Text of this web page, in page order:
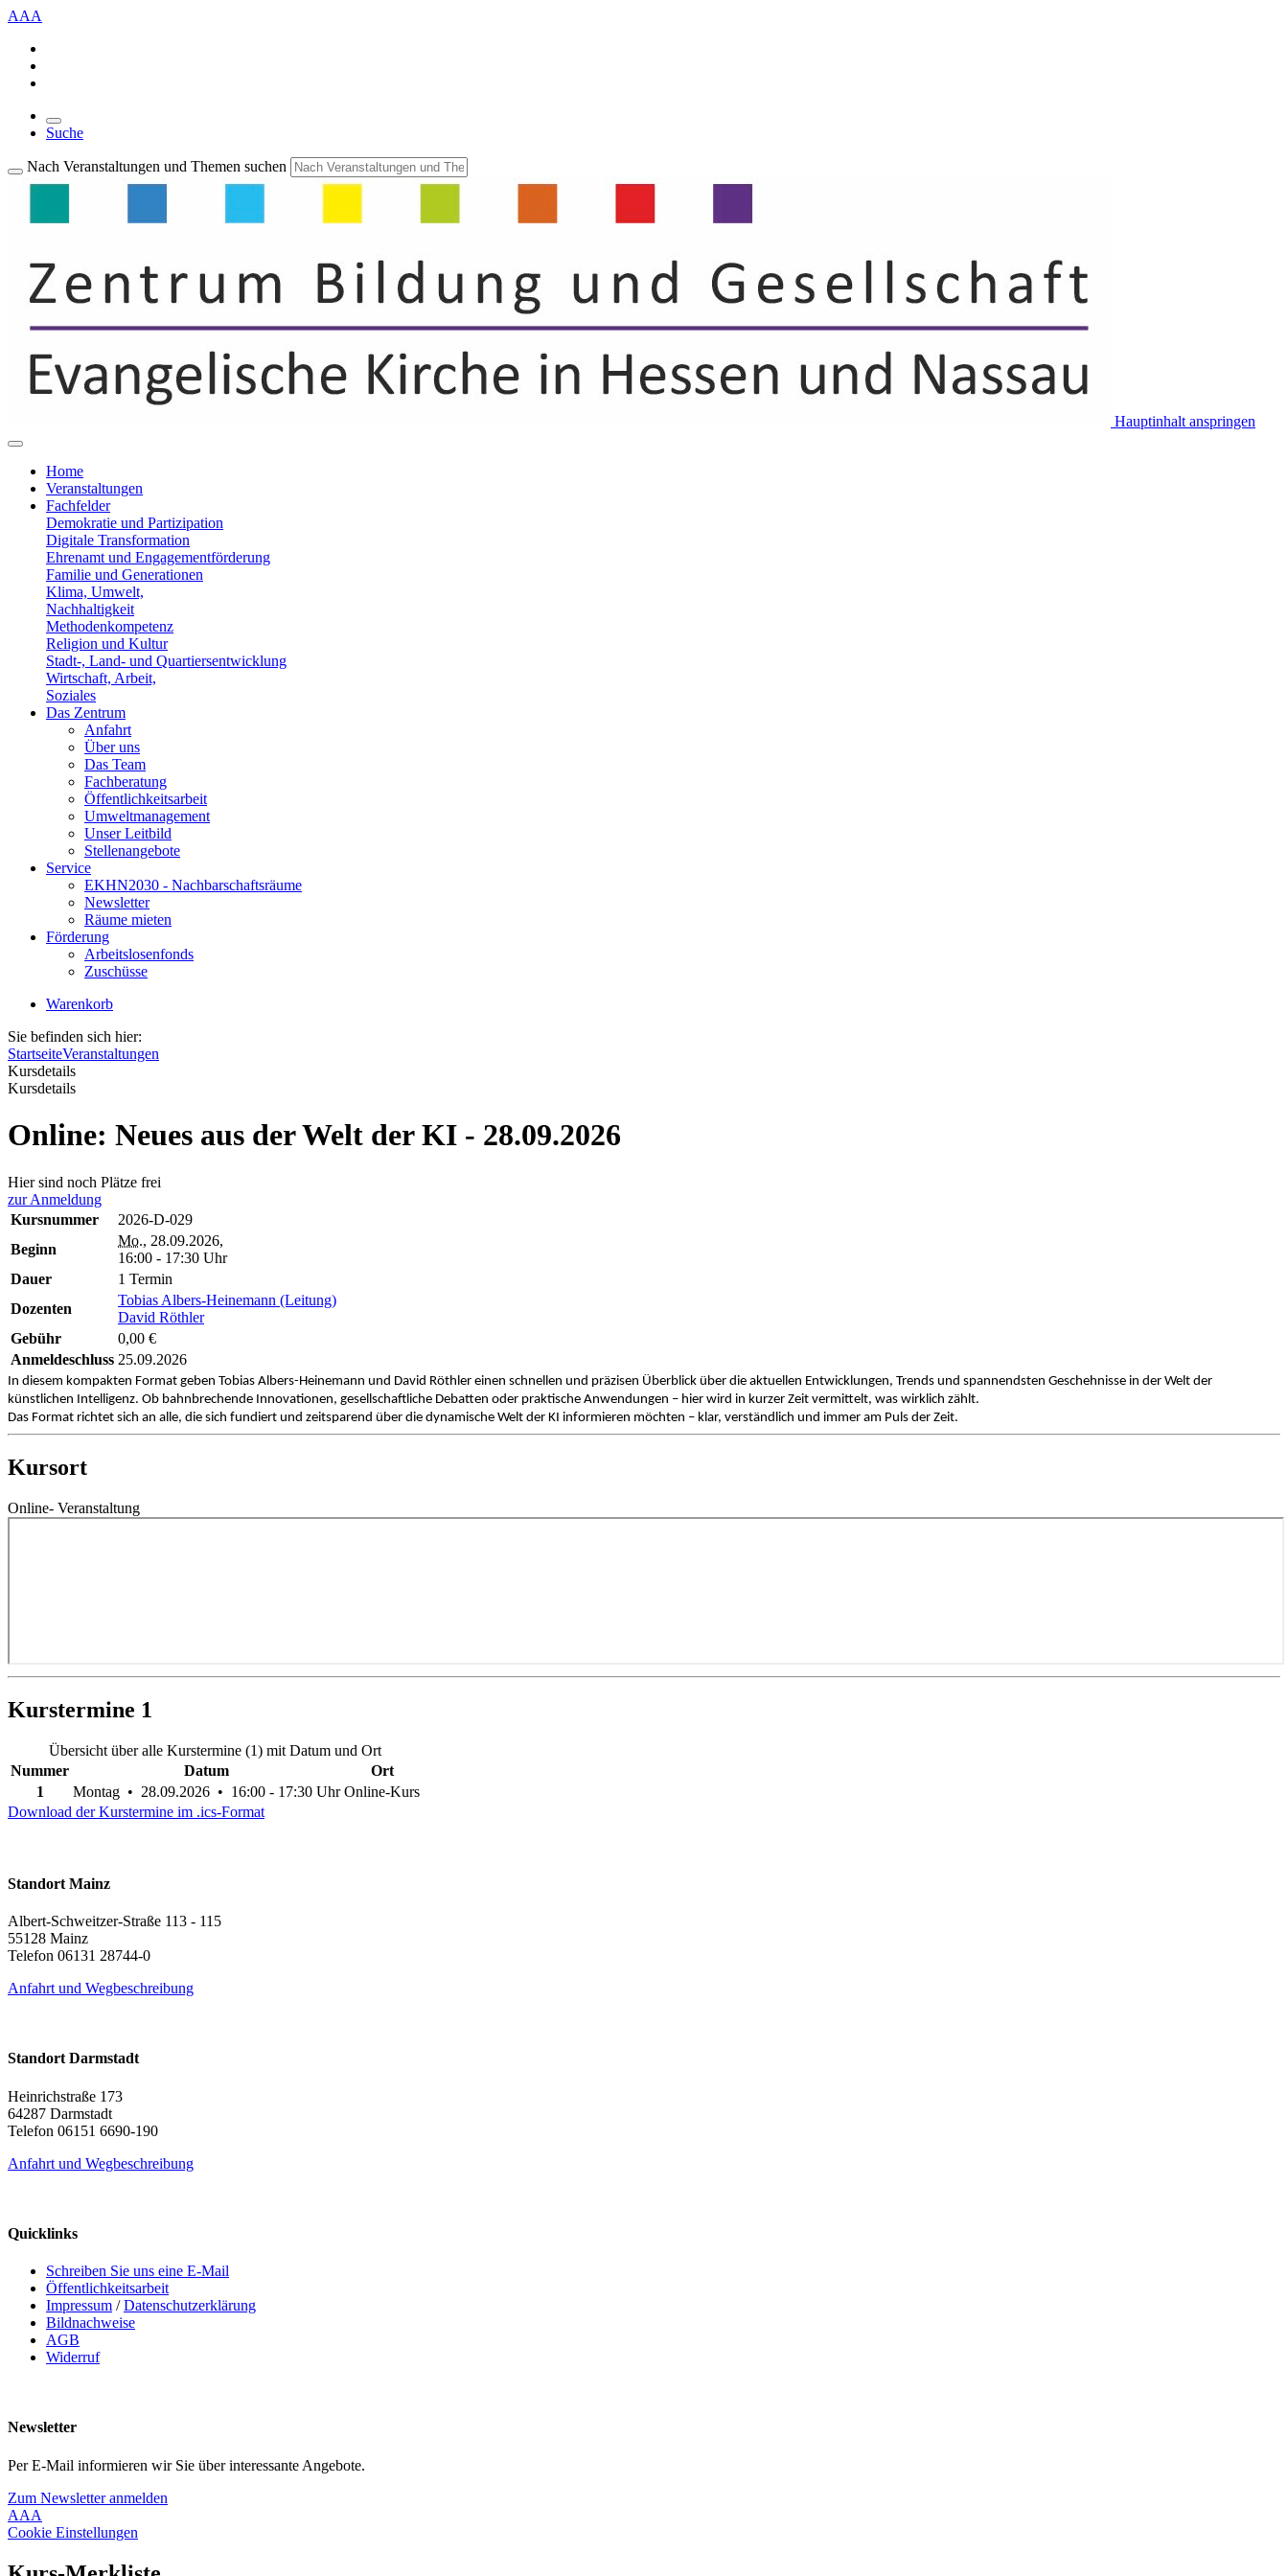
AAA
Suche
Nach Veranstaltungen und Themen suchen
Hauptinhalt anspringen
Home
Veranstaltungen
Fachfelder
Demokratie und Partizipation
Digitale Transformation
Ehrenamt und Engagementförderung
Familie und Generationen
Klima, Umwelt,
Nachhaltigkeit
Methodenkompetenz
Religion und Kultur
Stadt-, Land- und Quartiersentwicklung
Wirtschaft, Arbeit,
Soziales
Das Zentrum
Anfahrt
Über uns
Das Team
Fachberatung
Öffentlichkeitsarbeit
Umweltmanagement
Unser Leitbild
Stellenangebote
Service
EKHN2030 - Nachbarschaftsräume
Newsletter
Räume mieten
Förderung
Arbeitslosenfonds
Zuschüsse
Warenkorb
Sie befinden sich hier:
StartseiteVeranstaltungen
Kursdetails
Kursdetails
Online: Neues aus der Welt der KI - 28.09.2026
Hier sind noch Plätze frei
zur Anmeldung
Kursnummer
2026-D-029
Beginn
Mo., 28.09.2026,
16:00 - 17:30 Uhr
Dauer
1 Termin
Dozenten
Tobias Albers-Heinemann (Leitung)
David Röthler
Gebühr
0,00 €
Anmeldeschluss 25.09.2026
In diesem kompakten Format geben Tobias Albers-Heinemann und David Röthler einen schnellen und präzisen Überblick über die aktuellen Entwicklungen, Trends und spannendsten Geschehnisse in der Welt der
künstlichen Intelligenz. Ob bahnbrechende Innovationen, gesellschaftliche Debatten oder praktische Anwendungen – hier wird in kurzer Zeit vermittelt, was wirklich zählt.
Das Format richtet sich an alle, die sich fundiert und zeitsparend über die dynamische Welt der KI informieren möchten – klar, verständlich und immer am Puls der Zeit.
Kursort
Online- Veranstaltung
Kurstermine 1
Übersicht über alle Kurstermine (1) mit Datum und Ort
Nummer
Datum
Ort
1
Montag • 28.09.2026 • 16:00 - 17:30 Uhr Online-Kurs
Download der Kurstermine im .ics-Format
Standort Mainz
Albert-Schweitzer-Straße 113 - 115
55128 Mainz
Telefon 06131 28744-0
Anfahrt und Wegbeschreibung
Standort Darmstadt
Heinrichstraße 173
64287 Darmstadt
Telefon 06151 6690-190
Anfahrt und Wegbeschreibung
Quicklinks
Schreiben Sie uns eine E-Mail
Öffentlichkeitsarbeit
Impressum /Datenschutzerklärung
Bildnachweise
AGB
Widerruf
Newsletter
Per E-Mail informieren wir Sie über interessante Angebote.
Zum Newsletter anmelden
AAA
Cookie Einstellungen